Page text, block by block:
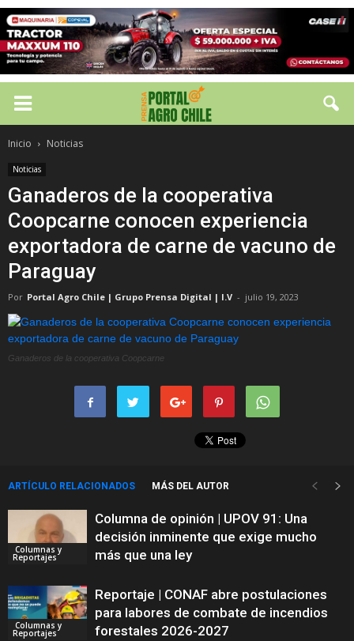
Inicio Noticias
Noticias
Ganaderos de la cooperativa
Coopcarne conocen experiencia
exportadora de carne de vacuno de
Paraguay
Por Portal Agro Chile | Grupo Prensa Digital | I.V - julio 19, 2023
Ganaderos de la cooperativa Coopcarne
ARTÍCULO RELACIONADOS MÁS DEL AUTOR
Columnas y
Reportajes
Columna de opinión | UPOV 91: Una
decisión inminente que exige mucho
más que una ley
Columnas y
Reportajes
Reportaje | CONAF abre postulaciones
para labores de combate de incendios
forestales 2026-2027